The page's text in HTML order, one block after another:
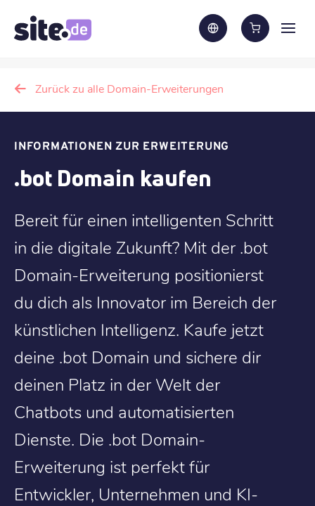
Zurück zu alle Domain-Erweiterungen
INFORMATIONEN ZUR ERWEITERUNG
.bot Domain kaufen
Bereit für einen intelligenten Schritt
in die digitale Zukunft? Mit der .bot
Domain-Erweiterung positionierst
du dich als Innovator im Bereich der
künstlichen Intelligenz. Kaufe jetzt
deine .bot Domain und sichere dir
deinen Platz in der Welt der
Chatbots und automatisierten
Dienste. Die .bot Domain-
Erweiterung ist perfekt für
Entwickler, Unternehmen und KI-